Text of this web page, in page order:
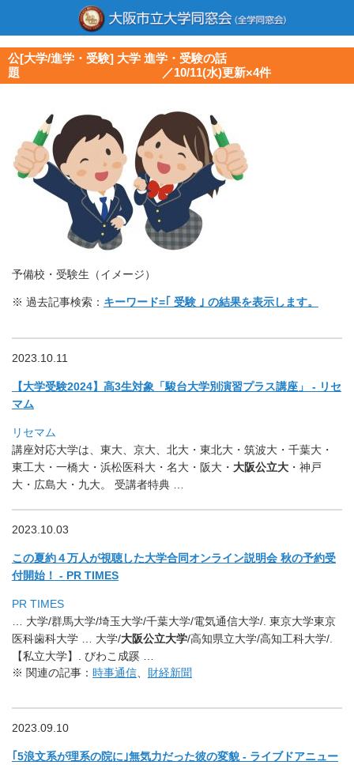
公[大学/進学・受験] 大学 進学・受験の話
題 ／10/11(水)更新×4件
予備校・受験生（イメージ）
※ 過去記事検索： キーワード=｢ 受験 ｣ の結果を表示します。
2023.10.11
【大学受験2024】高3生対象「駿台大学別演習プラス講座」 - リセ
マム
リセマム
講座対応大学は、東大、京大、北大・東北大・筑波大・千葉大・
東工大・一橋大・浜松医科大・名大・阪大・ 大阪公立大 ・神戸
大・ 広島大・九大。 受講者特典 …
2023.10.03
この夏約４万人が視聴した大学合同オンライン説明会 秋の予約受
付開始！ - PR TIMES
PR TIMES
… 大学/群馬大学/埼玉大学/千葉大学/電気通信大学/. 東京大学東京
医科歯科大学 … 大学/大阪公立大学/高知県立大学/高知工科大学/.
【私立大学】. びわこ成蹊 …
※ 関連の記事： 時事通信 財経新聞
2023.09.10
｢5浪文系が理系の院に｣無気力だった彼の変貌 - ライブドアニュー